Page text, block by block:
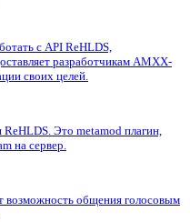
с API ReHLDS,
разработчикам AMXX-
своих целей.
Это metamod плагин,
на сервер.
возможность общения голосовым